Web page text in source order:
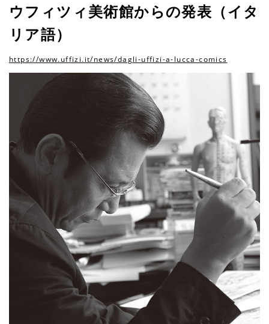
ウフィツィ美術館からの発表（イタ
リア語）
https://www.uffizi.it/news/dagli-uffizi-a-lucca-comics